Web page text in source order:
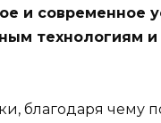
и современное
технологиям
благодаря чему